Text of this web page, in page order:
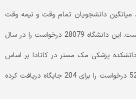
در سپتامبر سال 2014، میانگین دانشجویان تمام وقت و نیمه وقت
مک مستر 87.7 درصد بوده است. این دانشگاه 28079 درخواست را در سال
دانشکده پزشکی مک مستر در کانادا بر اساس
میزان درخواست­ها بیشتر از 5200 درخواست را برای 204 جایگاه دریافت کرده